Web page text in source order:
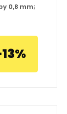
0,8 mm;